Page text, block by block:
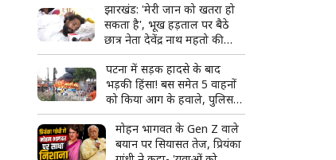
झारखंड: 'मेरी जान को खतरा हो
सकता है', भूख हड़ताल पर बैठे
छात्र नेता देवेंद्र नाथ महतो की
बिगड़ी हालत, अस्पताल में भर्ती
पटना में सड़क हादसे के बाद
भड़की हिंसा! बस समेत 5 वाहनों
को किया आग के हवाले, पुलिस
और मीडिया पर भी पथराव
मोहन भागवत के Gen Z वाले
बयान पर सियासत तेज, प्रियंका